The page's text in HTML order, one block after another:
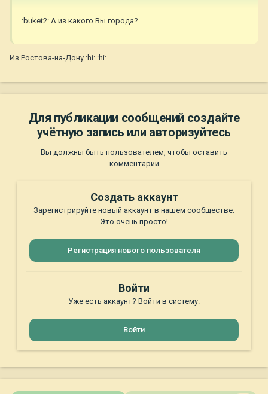
:buket2: А из какого Вы города?
Из Ростова-на-Дону :hi: :hi:
Для публикации сообщений создайте
учётную запись или авторизуйтесь
Вы должны быть пользователем, чтобы оставить
комментарий
Создать аккаунт
Зарегистрируйте новый аккаунт в нашем сообществе.
Это очень просто!
Регистрация нового пользователя
Войти
Уже есть аккаунт? Войти в систему.
Войти